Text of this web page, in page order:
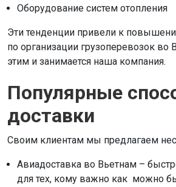
Оборудование систем отопления
Эти тенденции привели к
по организации грузоперевозок
этим и занимается наша компания.
Популярные
доставки
Своим клиентам мы предлагаем
Авиадоставка во Вьетнам –
для тех, кому важно как можно